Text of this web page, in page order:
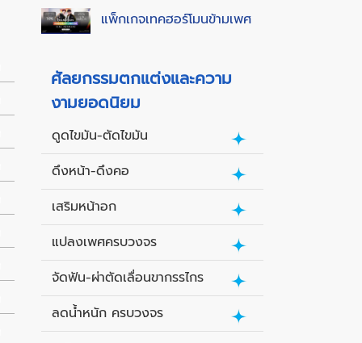
แพ็กเกจเทคฮอร์โมนข้ามเพศ
ศัลยกรรมตกแต่งและความ
งามยอดนิยม
ดูดไขมัน-ตัดไขมัน
ดึงหน้า-ดึงคอ
เสริมหน้าอก
แปลงเพศครบวงจร
จัดฟัน-ผ่าตัดเลื่อนขากรรไกร
ลดน้ำหนัก ครบวงจร